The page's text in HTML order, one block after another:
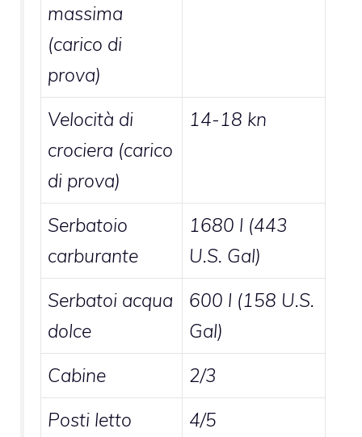
massima
(carico di
prova)
Velocità di
crociera (carico
di prova)
14-18 kn
Serbatoio
carburante
1680 l (443
U.S. Gal)
Serbatoi acqua
dolce
600 l (158 U.S.
Gal)
Cabine
2/3
Posti letto
4/5